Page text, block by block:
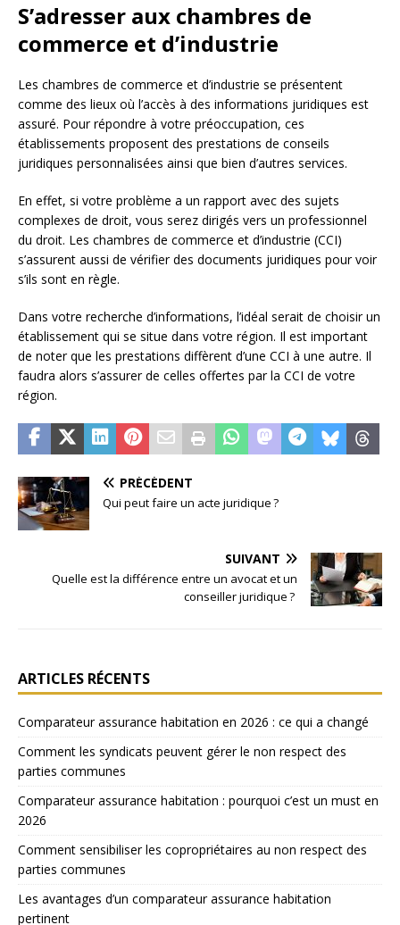
S’adresser aux chambres de
commerce et d’industrie
Les chambres de commerce et d’industrie se présentent
comme des lieux où l’accès à des informations juridiques est
assuré. Pour répondre à votre préoccupation, ces
établissements proposent des prestations de conseils
juridiques personnalisées ainsi que bien d’autres services.
En effet, si votre problème a un rapport avec des sujets
complexes de droit, vous serez dirigés vers un professionnel
du droit. Les chambres de commerce et d’industrie (CCI)
s’assurent aussi de vérifier des documents juridiques pour voir
s’ils sont en règle.
Dans votre recherche d’informations, l’idéal serait de choisir un
établissement qui se situe dans votre région. Il est important
de noter que les prestations diffèrent d’une CCI à une autre. Il
faudra alors s’assurer de celles offertes par la CCI de votre
région.
PRÉCÉDENT
Qui peut faire un acte juridique ?
SUIVANT
Quelle est la différence entre un avocat et un
conseiller juridique ?
ARTICLES RÉCENTS
Comparateur assurance habitation en 2026 : ce qui a changé
Comment les syndicats peuvent gérer le non respect des
parties communes
Comparateur assurance habitation : pourquoi c’est un must en
2026
Comment sensibiliser les copropriétaires au non respect des
parties communes
Les avantages d’un comparateur assurance habitation
pertinent